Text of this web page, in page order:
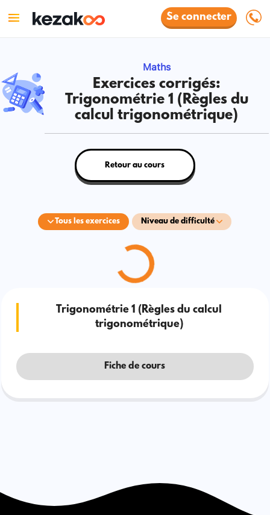
Se connecter
Maths
Exercices corrigés:
Trigonométrie 1 (Règles du
calcul trigonométrique)
Tous les exercices Niveau de difficulté
Retour au cours
Trigonométrie 1 (Règles du calcul
trigonométrique)
Fiche de cours